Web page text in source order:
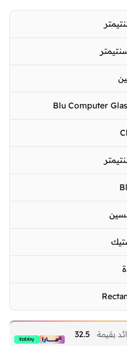
Blu Computer
32.5